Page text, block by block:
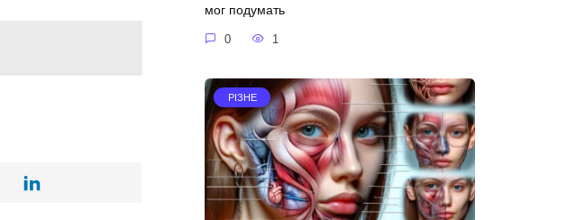
мог подумать
0 1
РІЗНЕ